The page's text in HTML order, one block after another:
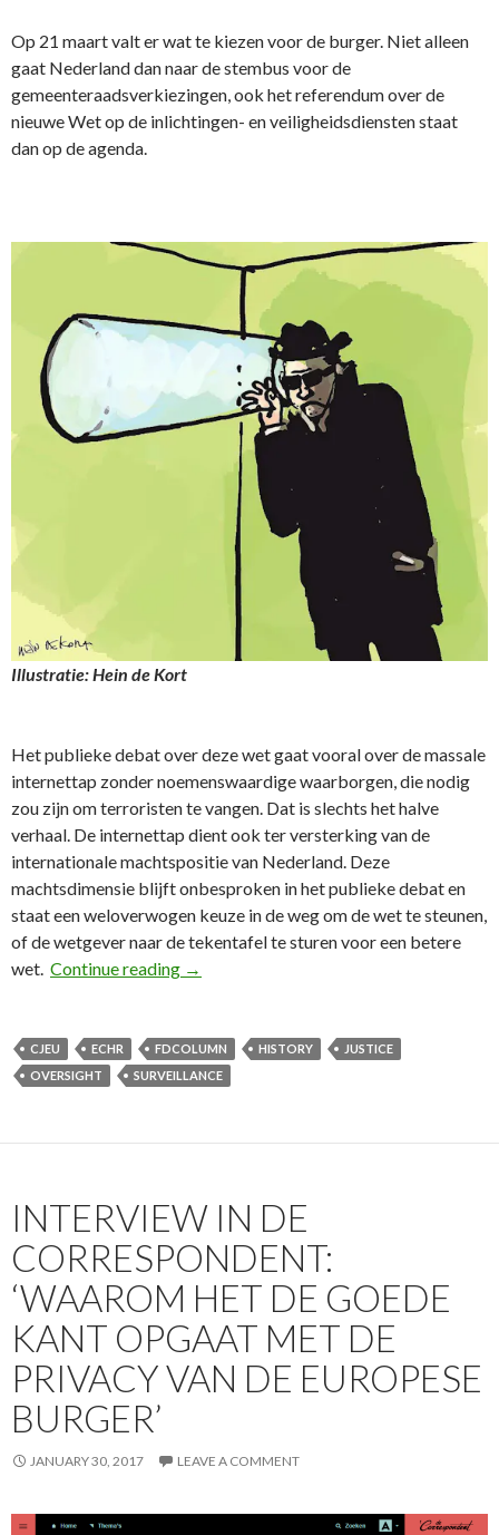
Op 21 maart valt er wat te kiezen voor de burger. Niet alleen
gaat Nederland dan naar de stembus voor de
gemeenteraadsverkiezingen, ook het referendum over de
nieuwe Wet op de inlichtingen- en veiligheidsdiensten staat
dan op de agenda.
Illustratie: Hein de Kort
Het publieke debat over deze wet gaat vooral over de massale
internettap zonder noemenswaardige waarborgen, die nodig
zou zijn om terroristen te vangen. Dat is slechts het halve
verhaal. De internettap dient ook ter versterking van de
internationale machtspositie van Nederland. Deze
machtsdimensie blijft onbesproken in het publieke debat en
staat een weloverwogen keuze in de weg om de wet te steunen,
of de wetgever naar de tekentafel te sturen voor een betere
wet. Continue reading 44e FD Column: Machtspositie
→
CJEU ECHR FDCOLUMN HISTORY
JUSTICE
OVERSIGHT
SURVEILLANCE
INTERVIEW IN DE
CORRESPONDENT:
‘WAAROM HET DE GOEDE
KANT OPGAAT MET DE
PRIVACY VAN DE EUROPESE
BURGER’
JANUARY 30, 2017 LEAVE A COMMENT